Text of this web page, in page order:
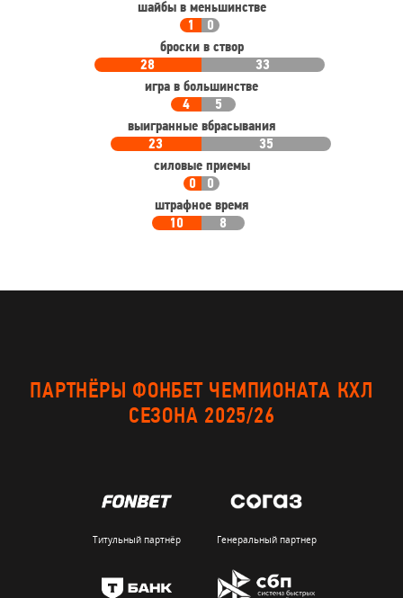
шайбы в меньшинстве
1
0
броски в створ
28
33
игра в большинстве
4
5
выигранные вбрасывания
23
35
силовые приемы
0
0
штрафное время
10
8
ПАРТНЁРЫ ФОНБЕТ ЧЕМПИОНАТА КХЛ
СЕЗОНА 2025/26
Титульный партнёр Генеральный партнер